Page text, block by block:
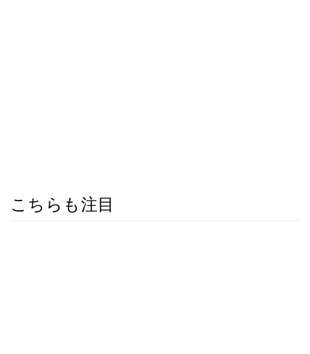
こちらも注目